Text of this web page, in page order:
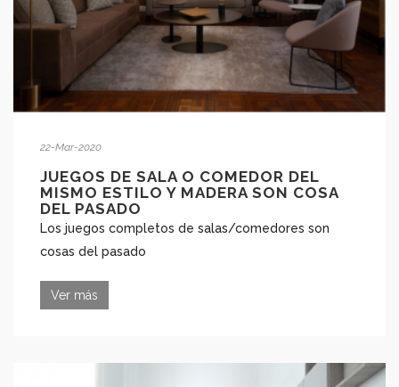
22-Mar-2020
JUEGOS DE SALA O COMEDOR DEL
MISMO ESTILO Y MADERA SON COSA
DEL PASADO
Los juegos completos de salas/comedores son
cosas del pasado
Ver más